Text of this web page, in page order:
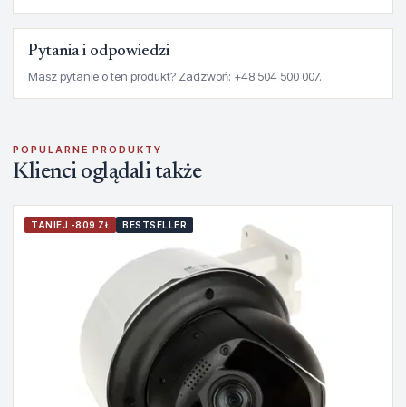
Pytania i odpowiedzi
Masz pytanie o ten produkt? Zadzwoń: +48 504 500 007.
POPULARNE PRODUKTY
Klienci oglądali także
TANIEJ -809 ZŁ BESTSELLER